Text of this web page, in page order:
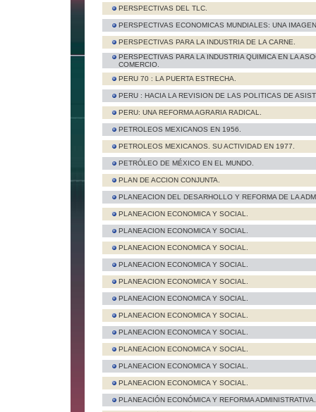
PERSPECTIVAS DEL TLC.
PERSPECTIVAS ECONOMICAS MUNDIALES: UNA
PERSPECTIVAS PARA LA INDUSTRIA DE LA CARNE.
PERSPECTIVAS PARA LA INDUSTRIA QUIMICA EN LA
COMERCIO.
PERU 70 : LA PUERTA ESTRECHA.
PERU : HACIA LA REVISION DE LAS POLITICAS DE
PERU: UNA REFORMA AGRARIA RADICAL.
PETROLEOS MEXICANOS EN 1956.
PETROLEOS MEXICANOS. SU ACTIVIDAD EN 1977.
PETRÓLEO DE MÉXICO EN EL MUNDO.
PLAN DE ACCION CONJUNTA.
PLANEACION DEL DESARHOLLO Y REFORMA DE LA
PLANEACION ECONOMICA Y SOCIAL.
PLANEACION ECONOMICA Y SOCIAL.
PLANEACION ECONOMICA Y SOCIAL.
PLANEACION ECONOMICA Y SOCIAL.
PLANEACION ECONOMICA Y SOCIAL.
PLANEACION ECONOMICA Y SOCIAL.
PLANEACION ECONOMICA Y SOCIAL.
PLANEACION ECONOMICA Y SOCIAL.
PLANEACION ECONOMICA Y SOCIAL.
PLANEACION ECONOMICA Y SOCIAL.
PLANEACION ECONOMICA Y SOCIAL.
PLANEACIÓN ECONÓMICA Y REFORMA ADMINISTRATIVA.